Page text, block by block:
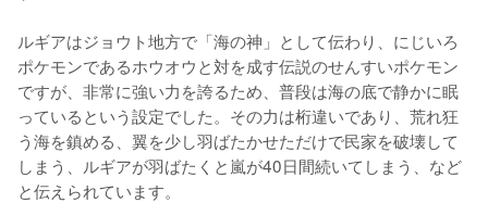
ルギアはジョウト地方で「海の神」として伝わり、にじいろ
ポケモンであるホウオウと対を成す伝説のせんすいポケモン
ですが、非常に強い力を誇るため、普段は海の底で静かに眠
っているという設定でした。その力は桁違いであり、荒れ狂
う海を鎮める、翼を少し羽ばたかせただけで民家を破壊して
しまう、ルギアが羽ばたくと嵐が40日間続いてしまう、など
と伝えられています。